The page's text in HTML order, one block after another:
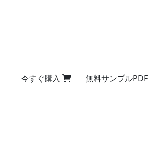
今すぐ購入 無料サンプルPDF